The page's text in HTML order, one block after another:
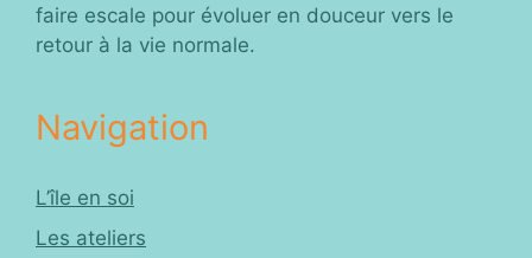
faire escale pour évoluer en douceur vers le
retour à la vie normale.
Navigation
L’île en soi
Les ateliers